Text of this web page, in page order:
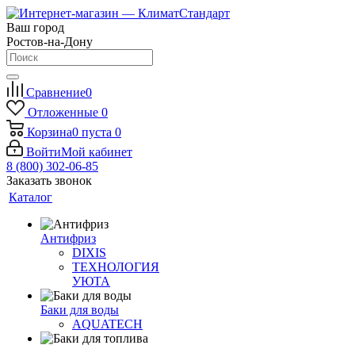
Ваш город
Ростов-на-Дону
Сравнение0
Отложенные 0
Корзина0 пуста 0
ВойтиМой кабинет
8 (800) 302-06-85
Заказать звонок
Каталог
Антифриз
DIXIS
ТЕХНОЛОГИЯ
УЮТА
Баки для воды
AQUATECH